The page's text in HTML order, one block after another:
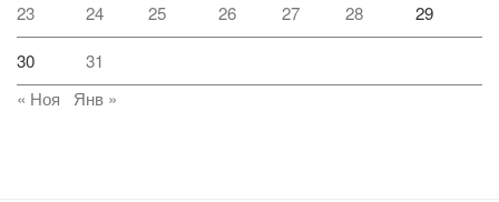
23 24 25 26 27 28 29
30
31
« Ноя
Янв »